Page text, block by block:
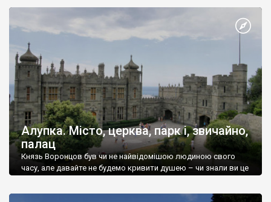
Алупка. Місто, церква, парк і, звичайно,
палац
Князь Воронцов був чи не найвідомішою людиною свого
часу, але давайте не будемо кривити душею – чи знали ви це